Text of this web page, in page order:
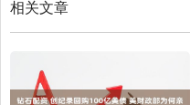
相关文章